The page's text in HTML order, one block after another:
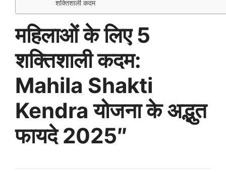
शक्तिशाली कदम
महिलाओं के लिए 5
शक्तिशाली कदम:
Mahila Shakti
Kendra योजना के अद्भुत
फायदे 2025″